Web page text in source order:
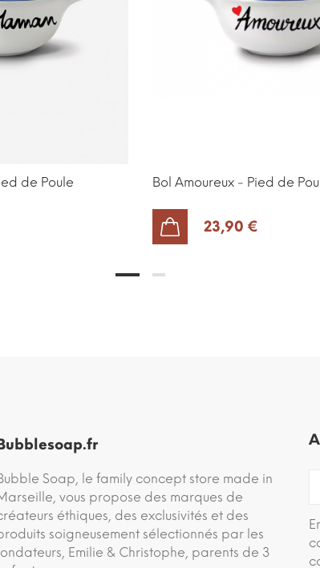
de Poule Bol Amoureux - Pied de
23,90 €
Soap, le family concept store made in
vous propose des marques de
éthiques, des exclusivités et des
soigneusement sélectionnés par les
Emilie & Christophe, parents de 3